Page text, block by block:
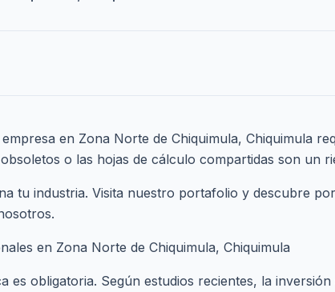
en Zona Norte de Chiquimula, Chiquimula
o las hojas de cálculo compartidas son un
tu industria. Visita nuestro portafolio y descubre
en Zona Norte de Chiquimula, Chiquimula
es obligatoria. Según estudios recientes, la inversión